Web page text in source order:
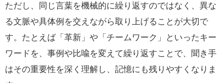
ただし、同じ言葉を機械的に繰り返すのではなく、異な
る文脈や具体例を交えながら取り上げることが大切で
す。たとえば「革新」や「チームワーク」といったキー
ワードを、事例や比喩を変えて繰り返すことで、聞き手
はその重要性を深く理解し、記憶にも残りやすくなりま